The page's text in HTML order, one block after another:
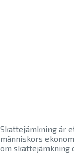
Skattejämkning är
människors
om skattejämkning